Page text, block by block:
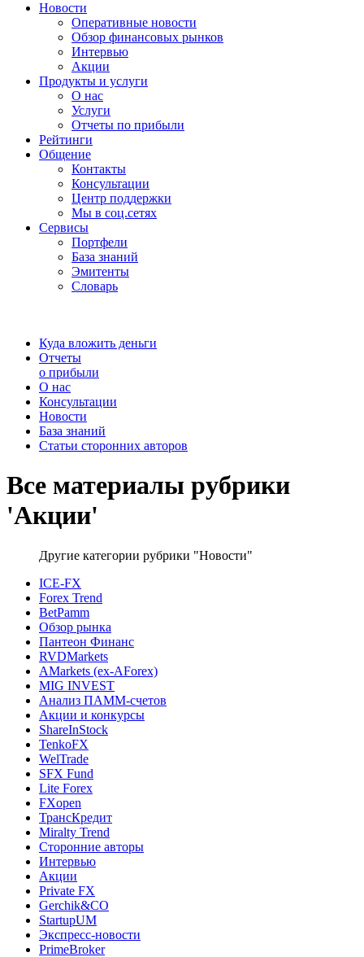
Новости
Оперативные новости
Обзор финансовых рынков
Интервью
Акции
Продукты и услуги
О нас
Услуги
Отчеты по прибыли
Рейтинги
Общение
Контакты
Консультации
Центр поддержки
Мы в соц.сетях
Сервисы
Портфели
База знаний
Эмитенты
Словарь
Куда вложить деньги
Отчеты
о прибыли
О нас
Консультации
Новости
База знаний
Статьи сторонних авторов
Все материалы рубрики
'Акции'
Другие категории рубрики "Новости"
ICE-FX
Forex Trend
BetPamm
Обзор рынка
Пантеон Финанс
RVDMarkets
AMarkets (ex-AForex)
MIG INVEST
Анализ ПАММ-счетов
Акции и конкурсы
ShareInStock
TenkoFX
WelTrade
SFX Fund
Lite Forex
FXopen
ТрансКредит
Miralty Trend
Сторонние авторы
Интервью
Акции
Private FX
Gerchik&CO
StartupUM
Экспресс-новости
PrimeBroker